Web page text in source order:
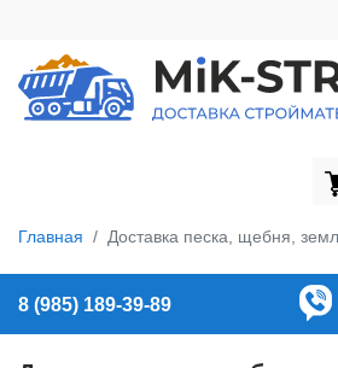
Главная Доставка песка, щебня,
8 (985) 189-39-89